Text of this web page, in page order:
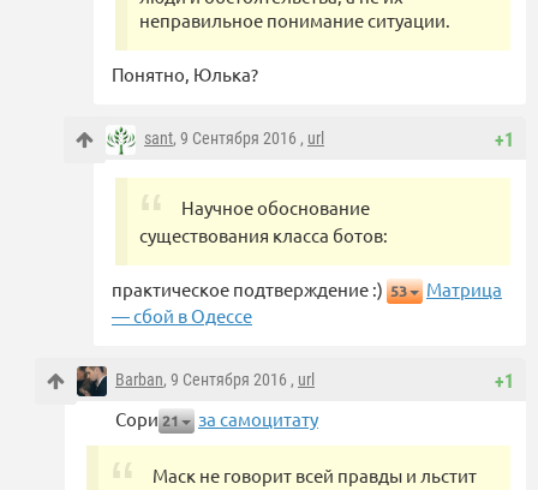
неправильное понимание ситуации.
Понятно, Юлька?
+1
sant, 9 Сентября 2016 , url
Научное обоснование
существования класса ботов:
практическое подтверждение :) 53
Матрица
— сбой в Одессе
+1
Barban, 9 Сентября 2016 , url
Сори 21 за самоцитату
Маск не говорит всей правды и льстит